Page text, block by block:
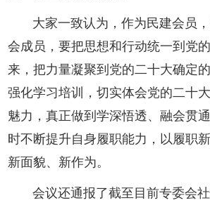
大家一致认为，作为民建会员
会成员，要把思想和行动统一到党
来，把力量凝聚到党的二十大确定
强化学习培训，切实体会党的二十
魅力，真正做到学深悟透、融会贯
时不断提升自身履职能力，以履职
新面貌、新作为。
会议还通报了截至目前专委会